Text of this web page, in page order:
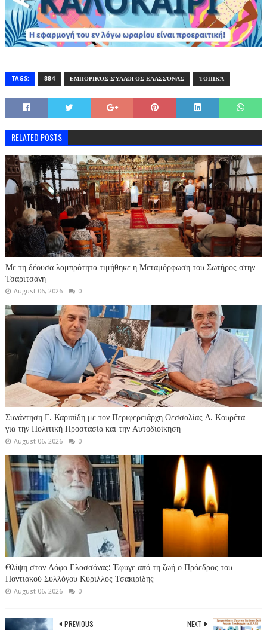
TAGS: 884 ΕΜΠΟΡΙΚΌΣ ΣΎΛΛΟΓΟΣ ΕΛΑΣΣΌΝΑΣ ΤΟΠΙΚΆ
RELATED POSTS
Με τη δέουσα λαμπρότητα τιμήθηκε η Μεταμόρφωση του Σωτήρος στην
Τσαριτσάνη
August 06, 2026 0
Συνάντηση Γ. Καριπίδη με τον Περιφερειάρχη Θεσσαλίας Δ. Κουρέτα
για την Πολιτική Προστασία και την Αυτοδιοίκηση
August 06, 2026 0
Θλίψη στον Λόφο Ελασσόνας: Έφυγε από τη ζωή ο Πρόεδρος του
Ποντιακού Συλλόγου Κύριλλος Τσακιρίδης
August 06, 2026 0
NEXT
PREVIOUS